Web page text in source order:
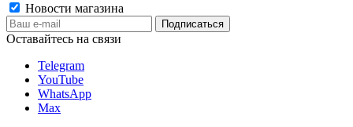
Новости магазина
Оставайтесь на связи
Telegram
YouTube
WhatsApp
Max